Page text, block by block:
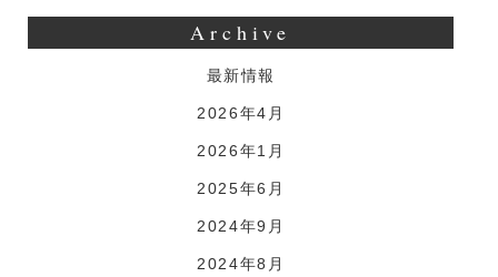
Archive
最新情報
2026年4月
2026年1月
2025年6月
2024年9月
2024年8月